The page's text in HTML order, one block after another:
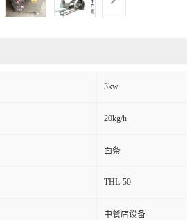
3kw
20kg/h
面条
THL-50
中餐店设备